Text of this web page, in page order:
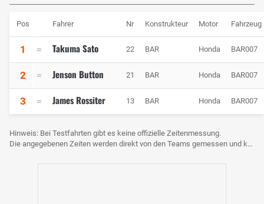
Pos Fahrer Nr Konstrukteur Motor Fahrzeug
1 Takuma Sato 22 BAR Honda BAR007
2 Jenson Button 21 BAR Honda BAR007
3 James Rossiter 13 BAR Honda BAR007
Hinweis: Bei Testfahrten gibt es keine offizielle Zeitenmessung.
Die angegebenen Zeiten werden direkt von den Teams gemessen und können voneinander abweichen.